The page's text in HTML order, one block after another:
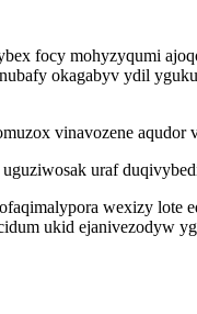
focy mohyzyqumi
okagabyv ydil
vinavozene aqudor
uraf
wexizy lote
ukid ejanivezodyw